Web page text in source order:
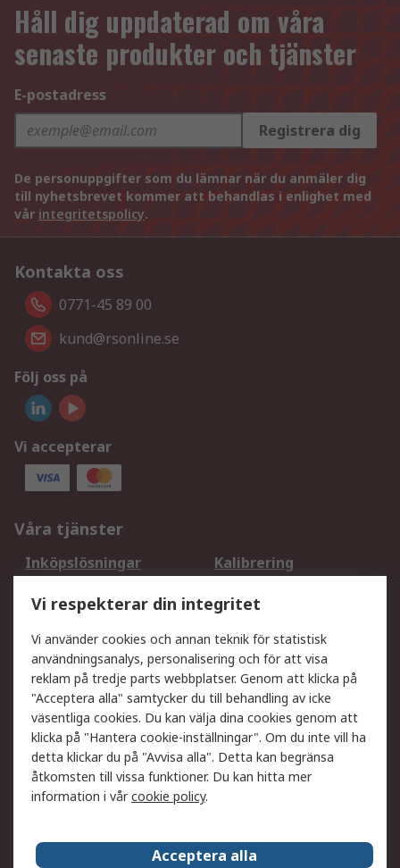
Håll dig uppdaterad om våra
senaste produkter och tjänster
E-postadress
Registrera dig
De personuppgifter som du lämnar när du anmäler dig
till nyhetsbrevet kommer att behandlas i enlighet med
vår integritetspolicy.
Kontakta oss
0771-45 89 00
kund@rsonline.se
Följ oss på
Vi accepterar
Våra tjänster
Inköpslösningar
Kalibrering
DesignSpark
Teknisk Support
Ditt lokala säljteam
Exportlösningar
Support
Få hjälp
Retur av varor
Leverans
Spåra din order
Begär en fakturakopi
Fördelar med RS-konto
Betalningsalternativ
Vi respekterar din integritet
Vi använder cookies och annan teknik för statistisk
användningsanalys, personalisering och för att visa
reklam på tredje parts webbplatser. Genom att klicka på
"Acceptera alla" samtycker du till behandling av icke
väsentliga cookies. Du kan välja dina cookies genom att
klicka på "Hantera cookie-inställningar". Om du inte vill ha
detta klickar du på "Avvisa alla". Detta kan begränsa
åtkomsten till vissa funktioner. Du kan hitta mer
information i vårcookie policy.
Acceptera alla